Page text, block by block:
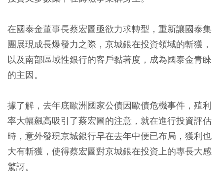
在國泰金董事長蔡宏圖亟欲力求轉型，重新讓國泰集
團展現成長爆發力之際，京城銀在投資領域的斬獲，
以及南部區域性銀行的客戶黏著度，成為國泰金青睞
的主因。
據了解，去年底歐洲國家公債因歐債危機事件，殖利
率大幅飆高吸引了蔡宏圖的注意，就在進行投資評估
時，意外發現京城銀行早在去年中便已布局，獲利也
大有斬獲，使得蔡宏圖對京城銀在投資上的專長大感
驚訝。